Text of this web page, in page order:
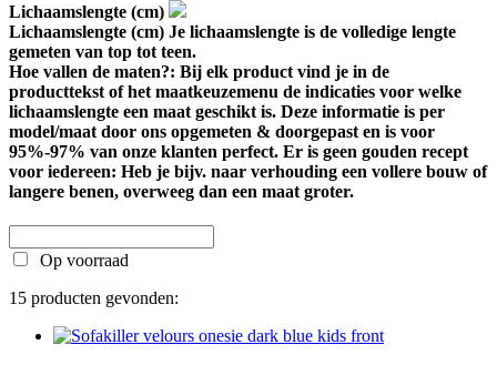
Lichaamslengte (cm)
Lichaamslengte (cm) Je lichaamslengte is de volledige lengte
gemeten van top tot teen.
Hoe vallen de maten?: Bij elk product vind je in de
producttekst of het maatkeuzemenu de indicaties voor welke
lichaamslengte een maat geschikt is. Deze informatie is per
model/maat door ons opgemeten & doorgepast en is voor
95%-97% van onze klanten perfect. Er is geen gouden recept
voor iedereen: Heb je bijv. naar verhouding een vollere bouw of
langere benen, overweeg dan een maat groter.
Op voorraad
15 producten gevonden: